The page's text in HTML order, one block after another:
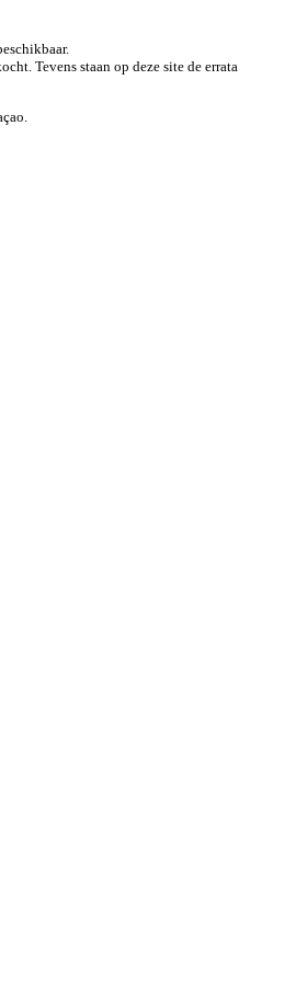
Tevens staan op deze site de errata